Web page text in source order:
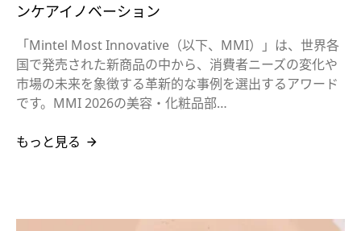
ンケアイノベーション
「Mintel Most Innovative（以下、MMI）」は、世界各
国で発売された新商品の中から、消費者ニーズの変化や
市場の未来を象徴する革新的な事例を選出するアワード
です。MMI 2026の美容・化粧品部…
もっと見る